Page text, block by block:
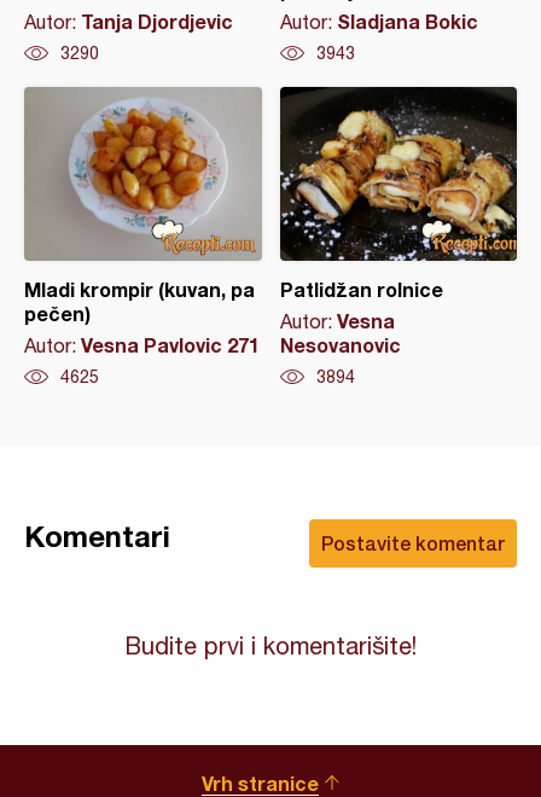
Autor: Tanja Djordjevic
3290
Autor: Sladjana Bokic
3943
Mladi krompir (kuvan, pa
pečen)
Autor: Vesna Pavlovic 271
4625
Patlidžan rolnice
Autor: Vesna
Nesovanovic
3894
Postavite komentar
Komentari
Budite prvi i komentarišite!
Vrh stranice